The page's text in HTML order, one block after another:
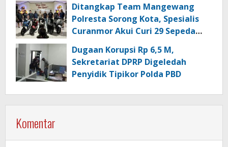
Ditangkap Team Mangewang
Polresta Sorong Kota, Spesialis
Curanmor Akui Curi 29 Sepeda
Dugaan Korupsi Rp 6,5 M,
Sekretariat DPRP Digeledah
Penyidik Tipikor Polda PBD
Komentar